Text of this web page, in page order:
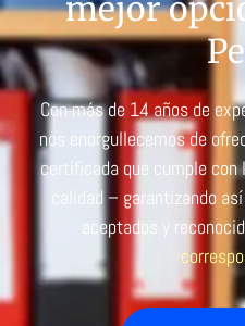
mejor
Con más de 14 años de
nos enorgullecemos de
certificada que cumple
calidad – garantizando
aceptados y